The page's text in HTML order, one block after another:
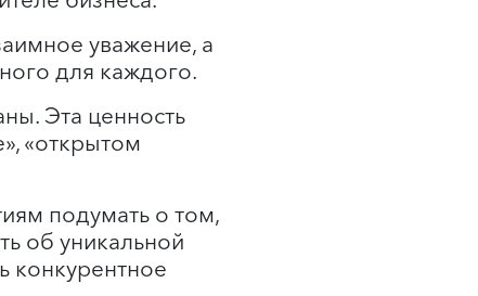
уважение, а
для каждого.
Эта ценность
«открытом
подумать о том,
об уникальной
конкурентное